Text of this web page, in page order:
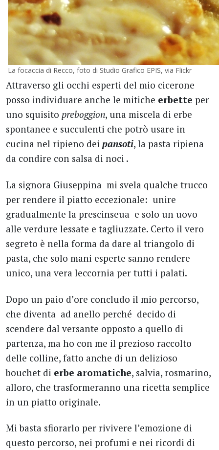
La focaccia di Recco, foto di Studio Grafico EPIS, via Flickr
Attraverso gli occhi esperti del mio cicerone
posso individuare anche le mitiche erbette per
uno squisito preboggion, una miscela di erbe
spontanee e succulenti che potrò usare in
cucina nel ripieno dei pansoti, la pasta ripiena
da condire con salsa di noci .
La signora Giuseppina mi svela qualche trucco
per rendere il piatto eccezionale: unire
gradualmente la prescinseua e solo un uovo
alle verdure lessate e tagliuzzate. Certo il vero
segreto è nella forma da dare al triangolo di
pasta, che solo mani esperte sanno rendere
unico, una vera leccornia per tutti i palati.
Dopo un paio d’ore concludo il mio percorso,
che diventa ad anello perché decido di
scendere dal versante opposto a quello di
partenza, ma ho con me il prezioso raccolto
delle colline, fatto anche di un delizioso
bouchet di erbe aromatiche, salvia, rosmarino,
alloro, che trasformeranno una ricetta semplice
in un piatto originale.
Mi basta sfiorarlo per rivivere l’emozione di
questo percorso, nei profumi e nei ricordi di